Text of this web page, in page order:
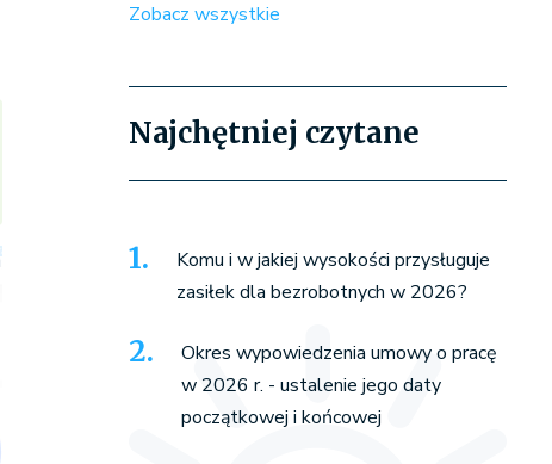
Zobacz wszystkie
Najchętniej czytane
Komu i w jakiej wysokości przysługuje
zasiłek dla bezrobotnych w 2026?
Okres wypowiedzenia umowy o pracę
w 2026 r. - ustalenie jego daty
początkowej i końcowej